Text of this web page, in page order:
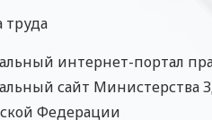
труда
интернет-портал
сайт Министерства
Федерации